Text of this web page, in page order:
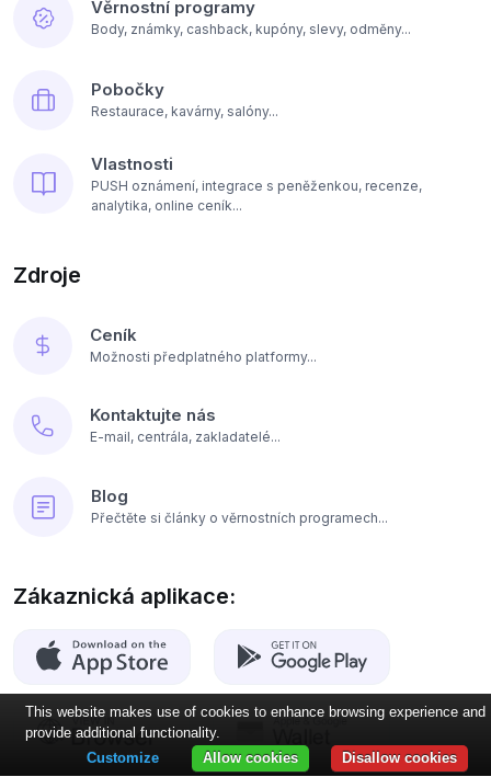
Věrnostní programy
Body, známky, cashback, kupóny, slevy, odměny...
Pobočky
Restaurace, kavárny, salóny...
Vlastnosti
PUSH oznámení, integrace s peněženkou, recenze,
analytika, online ceník...
Zdroje
Ceník
Možnosti předplatného platformy...
Kontaktujte nás
E-mail, centrála, zakladatelé...
Blog
Přečtěte si články o věrnostních programech...
Zákaznická aplikace:
This website makes use of cookies to enhance browsing experience and
provide additional functionality.
Disallow cookies
Allow cookies
Customize